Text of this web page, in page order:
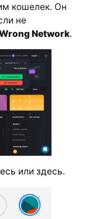
кошелек. Он
не
Network.
или здесь.